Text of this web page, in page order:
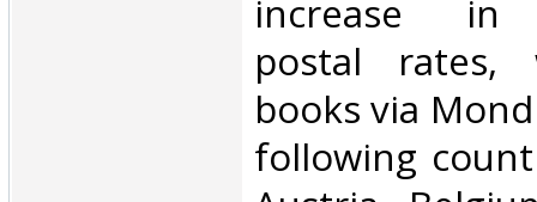
increase in
postal
books via
following